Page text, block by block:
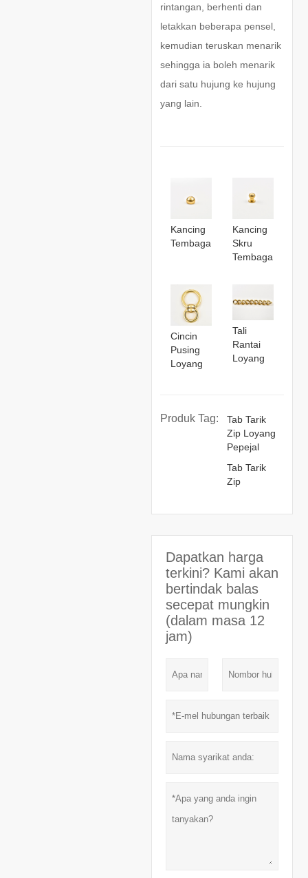
rintangan, berhenti dan
letakkan beberapa pensel,
kemudian teruskan menarik
sehingga ia boleh menarik
dari satu hujung ke hujung
yang lain.
Kancing
Tembaga
Kancing
Skru
Tembaga
Cincin
Pusing
Loyang
Tali
Rantai
Loyang
Produk Tag:
Tab Tarik
Zip Loyang
Pepejal
Tab Tarik
Zip
Dapatkan harga
terkini? Kami akan
bertindak balas
secepat mungkin
(dalam masa 12
jam)